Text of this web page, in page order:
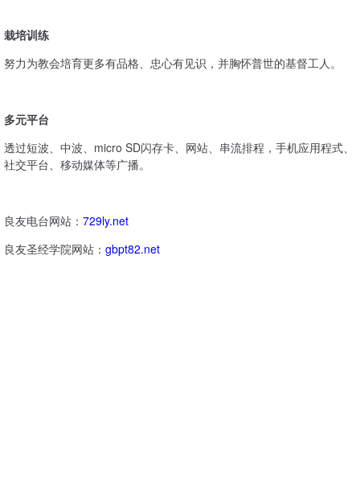
栽培训练
努力为教会培育更多有品格、忠心有见识，并胸怀普世的基督工人。
多元平台
透过短波、中波、micro SD闪存卡、网站、串流排程，手机应用程式、
社交平台、移动媒体等广播。
良友电台网站： 729ly.net
良友圣经学院网站： gbpt82.net